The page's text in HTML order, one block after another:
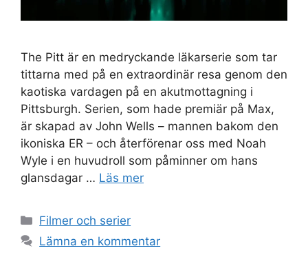
The Pitt är en medryckande läkarserie som tar
tittarna med på en extraordinär resa genom den
kaotiska vardagen på en akutmottagning i
Pittsburgh. Serien, som hade premiär på Max,
är skapad av John Wells – mannen bakom den
ikoniska ER – och återförenar oss med Noah
Wyle i en huvudroll som påminner om hans
glansdagar … Läs mer
Kategorier
Filmer och serier
Lämna en kommentar